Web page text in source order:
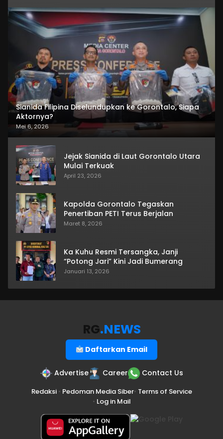
Sianida Filipina Diselundupkan ke Gorontalo, Siapa
Aktornya?
Mei 6, 2026
Jejak Sianida di Laut Gorontalo Utara
Mulai Terkuak
April 23, 2026
Kapolda Gorontalo Tegaskan
Penertiban PETI Terus Berjalan
Maret 8, 2026
Ka Kuhu Resmi Tersangka, Janji
“Potong Jari” Kini Jadi Bumerang
Januari 13, 2026
RG.NEWS
Daftarkan Email
Advertise Career Contact Us
Redaksi• Pedoman Media Siber• Terms of Service
• Log in Mail